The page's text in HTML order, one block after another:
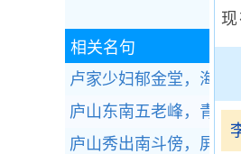
相关名句
卢家少妇郁金堂，海燕
庐山东南五老峰，青天
庐山秀出南斗傍，屏风